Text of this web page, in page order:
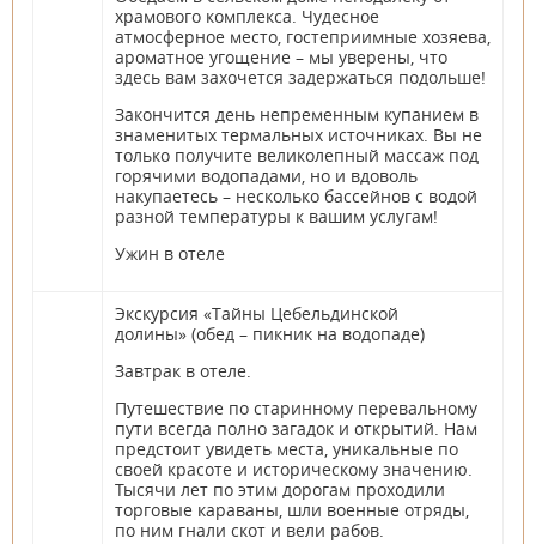
храмового комплекса. Чудесное
атмосферное место, гостеприимные хозяева,
ароматное угощение – мы уверены, что
здесь вам захочется задержаться подольше!
Закончится день непременным купанием в
знаменитых термальных источниках. Вы не
только получите великолепный массаж под
горячими водопадами, но и вдоволь
накупаетесь – несколько бассейнов с водой
разной температуры к вашим услугам!
Ужин в отеле
Экскурсия «Тайны Цебельдинской
долины» (обед – пикник на водопаде)
Завтрак в отеле.
Путешествие по старинному перевальному
пути всегда полно загадок и открытий. Нам
предстоит увидеть места, уникальные по
своей красоте и историческому значению.
Тысячи лет по этим дорогам проходили
торговые караваны, шли военные отряды,
по ним гнали скот и вели рабов.